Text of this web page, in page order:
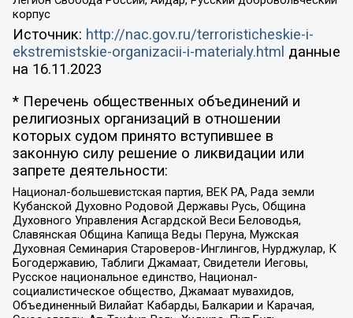
корпус
Источник: http://nac.gov.ru/terroristicheskie-i-
ekstremistskie-organizacii-i-materialy.html данные
на 16.11.2023
* Перечень общественных объединений и
религиозных организаций в отношении
которых судом принято вступившее в
законную силу решение о ликвидации или
запрете деятельности:
Национал-большевистская партия, ВЕК РА, Рада земли
Кубанской Духовно Родовой Державы Русь, Община
Духовного Управления Асгардской Веси Беловодья,
Славянская Община Капища Веды Перуна, Мужская
Духовная Семинария Староверов-Инглингов, Нурджулар, К
Богодержавию, Таблиги Джамаат, Свидетели Иеговы,
Русское национальное единство, Национал-
социалистическое общество, Джамаат мувахидов,
Объединенный Вилайат Кабарды, Балкарии и Карачая,